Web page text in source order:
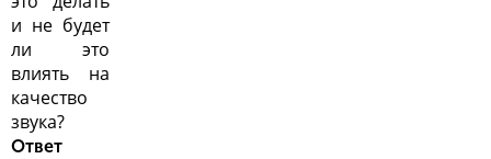
и не будет
ли это
влиять на
качество
звука?
Ответ